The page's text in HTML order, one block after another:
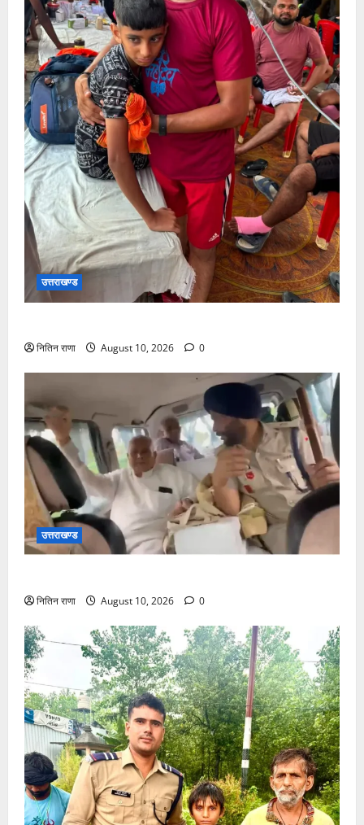
उत्तराखण्ड
नितिन राणा August 10, 2026 0
उत्तराखण्ड
नितिन राणा August 10, 2026 0